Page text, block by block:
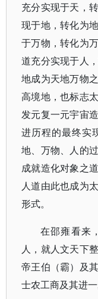
充分实现于天，
现于地，转化为
于万物，转化为
道充分实现于人
地成为天地万物
高境地，也标志
发元复一元宇宙
进历程的最终实
地、万物、人的
成就造化对象之
人道由此也成为
形式。
在邵雍看来
人，就人文天下
帝王伯（霸）及
士农工商及其进一